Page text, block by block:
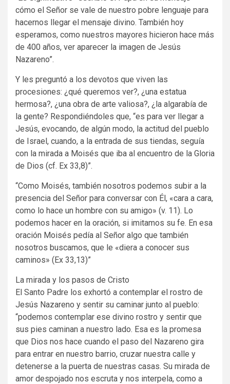
cómo el Señor se vale de nuestro pobre lenguaje para
hacernos llegar el mensaje divino. También hoy
esperamos, como nuestros mayores hicieron hace más
de 400 años, ver aparecer la imagen de Jesús
Nazareno”.
Y les preguntó a los devotos que viven las
procesiones: ¿qué queremos ver?, ¿una estatua
hermosa?, ¿una obra de arte valiosa?, ¿la algarabía de
la gente? Respondiéndoles que, “es para ver llegar a
Jesús, evocando, de algún modo, la actitud del pueblo
de Israel, cuando, a la entrada de sus tiendas, seguía
con la mirada a Moisés que iba al encuentro de la Gloria
de Dios (cf. Ex 33,8)”.
“Como Moisés, también nosotros podemos subir a la
presencia del Señor para conversar con Él, «cara a cara,
como lo hace un hombre con su amigo» (v. 11). Lo
podemos hacer en la oración, si imitamos su fe. En esa
oración Moisés pedía al Señor algo que también
nosotros buscamos, que le «diera a conocer sus
caminos» (Ex 33,13)”
La mirada y los pasos de Cristo
El Santo Padre los exhortó a contemplar el rostro de
Jesús Nazareno y sentir su caminar junto al pueblo:
“podemos contemplar ese divino rostro y sentir que
sus pies caminan a nuestro lado. Esa es la promesa
que Dios nos hace cuando el paso del Nazareno gira
para entrar en nuestro barrio, cruzar nuestra calle y
detenerse a la puerta de nuestras casas. Su mirada de
amor despojado nos escruta y nos interpela, como a